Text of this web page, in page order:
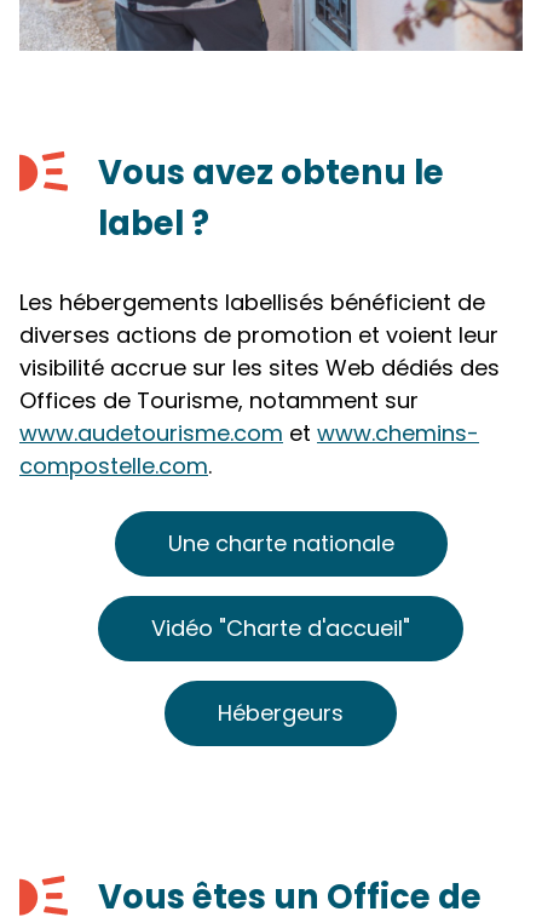
Vous avez obtenu le
label ?
Les hébergements labellisés bénéficient de
diverses actions de promotion et voient leur
visibilité accrue sur les sites Web dédiés des
Offices de Tourisme, notamment sur
www.audetourisme.com et www.chemins-
compostelle.com.
Une charte nationale
Vidéo "Charte d'accueil"
Hébergeurs
Vous êtes un Office de